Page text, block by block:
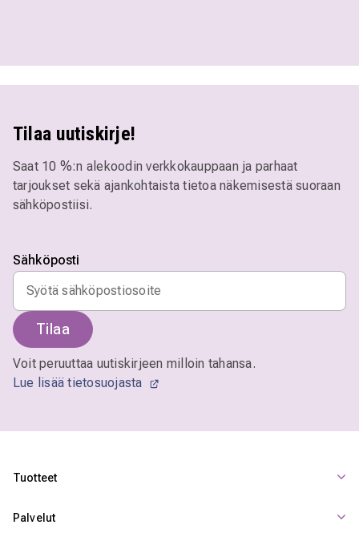
Tilaa uutiskirje!
Saat 10 %:n alekoodin verkkokauppaan ja parhaat
tarjoukset sekä ajankohtaista tietoa näkemisestä suoraan
sähköpostiisi.
Sähköposti
Tilaa
Voit peruuttaa uutiskirjeen milloin tahansa.
Lue lisää tietosuojasta
Tuotteet
Palvelut